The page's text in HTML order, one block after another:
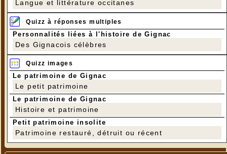
Langue et littérature occitanes
Quizz à réponses multiples
Personnalités liées à l'histoire de Gignac
Des Gignacois célèbres
Quizz images
Le patrimoine de Gignac
Le petit patrimoine
Le patrimoine de Gignac
Histoire et patrimoine
Petit patrimoine insolite
Patrimoine restauré, détruit ou récent